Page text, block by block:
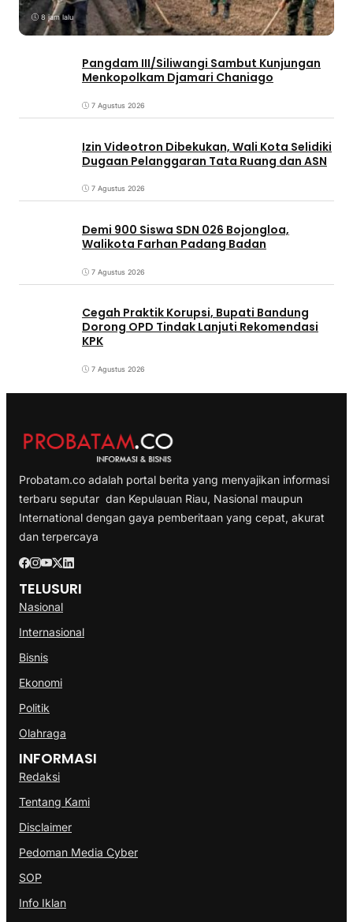
8 jam lalu
Pangdam III/Siliwangi Sambut Kunjungan
Menkopolkam Djamari Chaniago
7 Agustus 2026
Izin Videotron Dibekukan, Wali Kota Selidiki
Dugaan Pelanggaran Tata Ruang dan ASN
7 Agustus 2026
Demi 900 Siswa SDN 026 Bojongloa,
Walikota Farhan Padang Badan
7 Agustus 2026
Cegah Praktik Korupsi, Bupati Bandung
Dorong OPD Tindak Lanjuti Rekomendasi
KPK
7 Agustus 2026
Probatam.co adalah portal berita yang menyajikan informasi
terbaru seputar dan Kepulauan Riau, Nasional maupun
International dengan gaya pemberitaan yang cepat, akurat
dan terpercaya
TELUSURI
Nasional
Internasional
Bisnis
Ekonomi
Politik
Olahraga
INFORMASI
Redaksi
Tentang Kami
Disclaimer
Pedoman Media Cyber
SOP
Info Iklan